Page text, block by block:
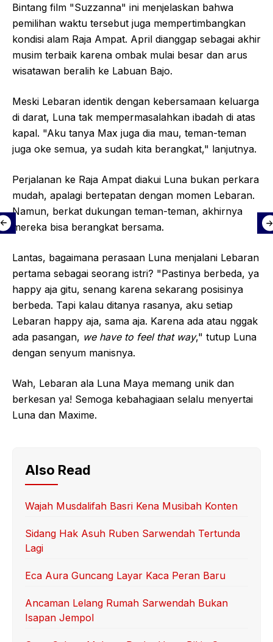
Bintang film "Suzzanna" ini menjelaskan bahwa
pemilihan waktu tersebut juga mempertimbangkan
kondisi alam Raja Ampat. April dianggap sebagai akhir
musim terbaik karena ombak mulai besar dan arus
wisatawan beralih ke Labuan Bajo.
Meski Lebaran identik dengan kebersamaan keluarga
di darat, Luna tak mempermasalahkan ibadah di atas
kapal. "Aku tanya Max juga dia mau, teman-teman
juga oke semua, ya sudah kita berangkat," lanjutnya.
Perjalanan ke Raja Ampat diakui Luna bukan perkara
mudah, apalagi bertepatan dengan momen Lebaran.
Namun, berkat dukungan teman-teman, akhirnya
mereka bisa berangkat bersama.
Lantas, bagaimana perasaan Luna menjalani Lebaran
pertama sebagai seorang istri? "Pastinya berbeda, ya
happy aja gitu, senang karena sekarang posisinya
berbeda. Tapi kalau ditanya rasanya, aku setiap
Lebaran happy aja, sama aja. Karena ada atau nggak
ada pasangan, we have to feel that way," tutup Luna
dengan senyum manisnya.
Wah, Lebaran ala Luna Maya memang unik dan
berkesan ya! Semoga kebahagiaan selalu menyertai
Luna dan Maxime.
Also Read
Wajah Musdalifah Basri Kena Musibah Konten
Sidang Hak Asuh Ruben Sarwendah Tertunda
Lagi
Eca Aura Guncang Layar Kaca Peran Baru
Ancaman Lelang Rumah Sarwendah Bukan
Isapan Jempol